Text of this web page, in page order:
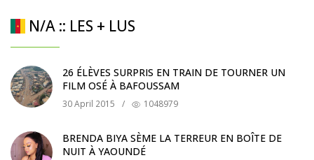
N/A :: LES + LUS
26 ÉLÈVES SURPRIS EN TRAIN DE TOURNER UN
FILM OSÉ À BAFOUSSAM
30 April 2015 / 1048979
BRENDA BIYA SÈME LA TERREUR EN BOÎTE DE
NUIT À YAOUNDÉ